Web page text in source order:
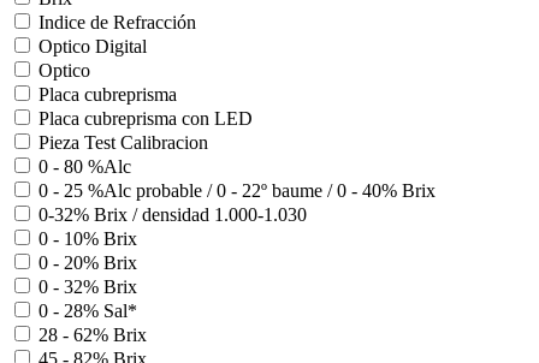
Indice de Refracción
Optico Digital
Optico
Placa cubreprisma
Placa cubreprisma con LED
Pieza Test Calibracion
0 - 80 %Alc
0 - 25 %Alc probable / 0 - 22º baume / 0 - 40% Brix
0-32% Brix / densidad 1.000-1.030
0 - 10% Brix
0 - 20% Brix
0 - 32% Brix
0 - 28% Sal*
28 - 62% Brix